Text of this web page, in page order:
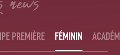
PREMIÈRE FÉMININ